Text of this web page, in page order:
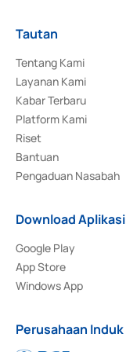
Tautan
Tentang Kami
Layanan Kami
Kabar Terbaru
Platform Kami
Riset
Bantuan
Pengaduan Nasabah
Download Aplikasi
Google Play
App Store
Windows App
Perusahaan Induk